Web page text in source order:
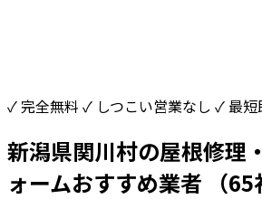
✓ 完全無料 ✓ しつこい営業なし ✓ 最短
新潟県関川村の屋根修理
ォームおすすめ業者
（65